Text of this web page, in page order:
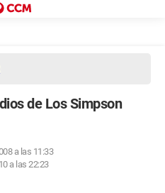
de Los Simpson
a las 11:33
a las 22:23